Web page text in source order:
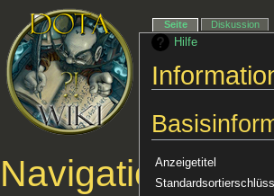
Hilfe
Anzeigetitel
Seite Diskussion